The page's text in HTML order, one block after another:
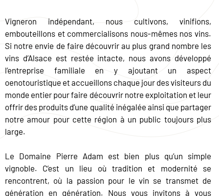
Vigneron indépendant, nous cultivons, vinifions,
embouteillons et commercialisons nous-mêmes nos vins.
Si notre envie de faire découvrir au plus grand nombre les
vins d’Alsace est restée intacte, nous avons développé
l’entreprise familiale en y ajoutant un aspect
oenotouristique et accueillons chaque jour des visiteurs du
monde entier pour faire découvrir notre exploitation et leur
offrir des produits d’une qualité inégalée ainsi que partager
notre amour pour cette région à un public toujours plus
large.
Le Domaine Pierre Adam est bien plus qu’un simple
vignoble. C’est un lieu où tradition et modernité se
rencontrent, où la passion pour le vin se transmet de
génération en génération. Nous vous invitons à vous